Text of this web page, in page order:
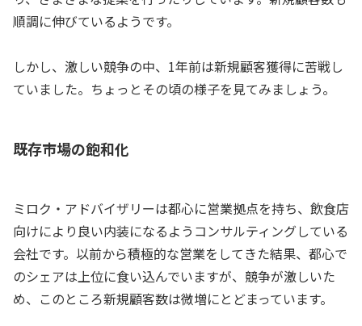
順調に伸びているようです。
しかし、激しい競争の中、1年前は新規顧客獲得に苦戦し
ていました。ちょっとその頃の様子を見てみましょう。
既存市場の飽和化
ミロク・アドバイザリーは都心に営業拠点を持ち、飲食店
向けにより良い内装になるようコンサルティングしている
会社です。以前から積極的な営業をしてきた結果、都心で
のシェアは上位に食い込んでいますが、競争が激しいた
め、このところ新規顧客数は微増にとどまっています。